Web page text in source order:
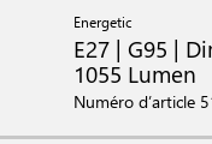
Energetic
E27 | G95 |
1055 Lumen
Numéro d’article